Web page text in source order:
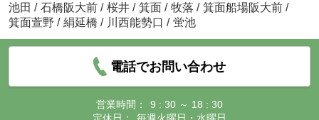
池田 / 石橋阪大前 / 桜井 / 箕面 / 牧落 / 箕面船場阪大前 /
箕面萱野 / 絹延橋 / 川西能勢口 / 蛍池
電話でお問い合わせ
営業時間：
9 : 30 ～ 18 : 30
定休日：
毎週火曜日・水曜日